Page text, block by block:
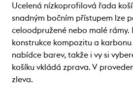
Ucelená nízkoprofilová řada
snadným bočním přístupem lze
celoodpružené nebo malé rámy.
konstrukce kompozitu a
nabídce barev, takže i vy si
košíku vkládá zprava. V
zleva.